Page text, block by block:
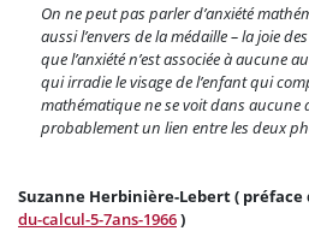
On ne peut pas parler d’anxiété
aussi l’envers de la médaille – la joie
que l’anxiété n’est associée à aucune
qui irradie le visage de l’enfant qui
mathématique ne se voit dans aucune
probablement un lien entre les deux
Suzanne Herbinière-Lebert ( préface
du-calcul-5-7ans-1966)